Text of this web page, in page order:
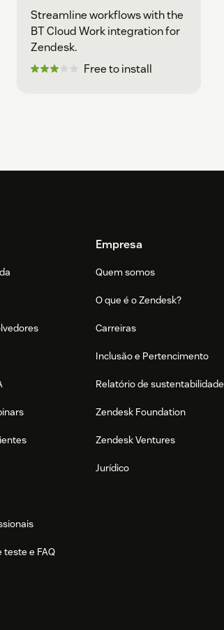
Streamline workflows with the
BT Cloud Work integration for
Zendesk.
Free to install
teste e FAQ
Empresa
Quem somos
O que é o Zendesk?
Carreiras
Inclusão e Pertencimento
Relatório de sustentabilidade
Zendesk Foundation
Zendesk Ventures
Jurídico